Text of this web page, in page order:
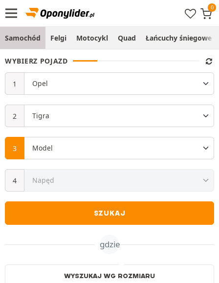
Samochód Felgi Motocykl Quad Łańcuchy śniegowe
WYBIERZ POJAZD
SZUKAJ
gdzie
WYSZUKAJ WG ROZMIARU